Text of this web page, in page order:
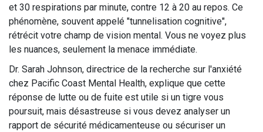
et 30 respirations par minute, contre 12 à 20 au repos. Ce
phénomène, souvent appelé "tunnelisation cognitive",
rétrécit votre champ de vision mental. Vous ne voyez plus
les nuances, seulement la menace immédiate.
Dr. Sarah Johnson, directrice de la recherche sur l'anxiété
chez Pacific Coast Mental Health, explique que cette
réponse de lutte ou de fuite est utile si un tigre vous
poursuit, mais désastreuse si vous devez analyser un
rapport de sécurité médicamenteuse ou sécuriser un